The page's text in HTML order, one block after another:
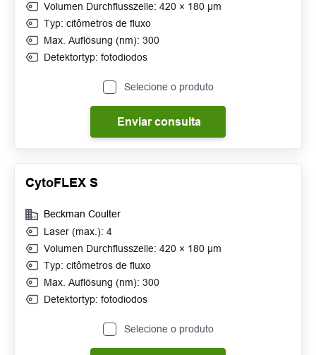
Volumen Durchflusszelle: 420 × 180 μm
Typ: citômetros de fluxo
Max. Auflösung (nm): 300
Detektortyp: fotodiodos
Selecione o produto
Enviar consulta
CytoFLEX S
Beckman Coulter
Laser (max.): 4
Volumen Durchflusszelle: 420 × 180 μm
Typ: citômetros de fluxo
Max. Auflösung (nm): 300
Detektortyp: fotodiodos
Selecione o produto